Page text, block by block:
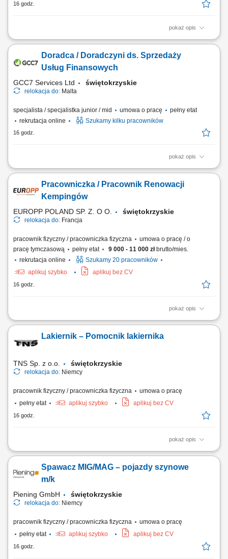
16 godz.
pokaż opis
Zakres obowiązków: Telefoniczny kontakt z klientami zainteresowanymi
edukacji finansowej. Budowanie długofalowych relacji z klientami oraz
pozyskiwanie nowych odbiorców dla partnerów biznesowych.
Doradca / Doradczyni ds. Sprzedaży
Usług Finansowych
GCC7 Services Ltd świętokrzyskie
relokacja do: Malta
specjalista / specjalistka junior / mid umowa o pracę
pełny etat
rekrutacja online
Szukamy kilku pracowników
16 godz.
pokaż opis
Zakres obowiązków: Prowadzenie telefonicznych rozmów z klientami
tym szkoleń z zakresu edukacji finansowej. Budowanie relacji z
klientami oraz pozyskiwanie nowych kontaktów dla partnerów
Pracowniczka / Pracownik Renowacji
Kempingów
EUROPP POLAND SP. Z. O O. świętokrzyskie
relokacja do: Francja
pracownik fizyczny / pracowniczka fizyczna
umowa o pracę / o
pracę tymczasową
pełny etat 9 000 - 11 000 złbrutto/mies.
rekrutacja online
Szukamy 20 pracowników
aplikuj szybko
aplikuj bez CV
16 godz.
pokaż opis
Odświeżanie i renowacja domków kempingowych na podstawie listy
listew narożnych, zestawów prysznicowych oraz wymiana oświetlenia i
osprzętu elektrycznego; Układanie wykładzin podłogowych oraz
Lakiernik – Pomocnik lakiernika
TNS Sp. z o.o. świętokrzyskie
relokacja do: Niemcy
pracownik fizyczny / pracowniczka fizyczna
umowa o pracę
pełny etat
aplikuj szybko aplikuj bez CV
16 godz.
pokaż opis
OPIS STANOWISKA: malowanie natryskowe pistoletem; poprawki
przed malowaniem – czyszczenie, szpachlowanie, oklejanie;
wykonywanie napraw powłok lakierniczych. WYMAGANIA:
Spawacz MIG/MAG – pojazdy szynowe
m/k
Piening GmbH świętokrzyskie
relokacja do: Niemcy
pracownik fizyczny / pracowniczka fizyczna
umowa o pracę
pełny etat
aplikuj szybko aplikuj bez CV
16 godz.